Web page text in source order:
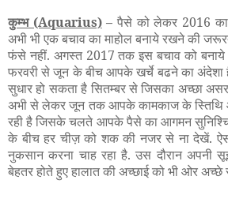
कुम्भ(Aquarius)– पैसे को लेकर 2016 का
अभी भी एक बचाव का माहोल बनाये रखने की
फंसे नहीं. अगस्त 2017 तक इस बचाव को बनाये
फरवरी से जून के बीच आपके खर्चे बढने का अंदेशा
सुधार हो सकता है सितम्बर से जिसका अच्छा
अभी से लेकर जून तक आपके कामकाज के स्तिथि
रही है जिसके चलते आपके पैसे का आगमन
के बीच हर चीज़ को शक की नजर से ना देखें.
नुकसान करना चाह रहा है. उस दौरान
बेहतर होते हुए हालात की अच्छाई को भी ओर